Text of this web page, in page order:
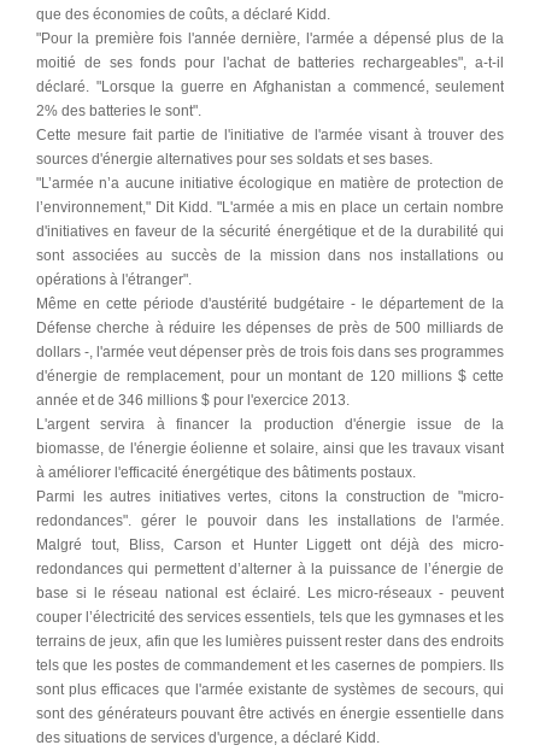
que des économies de coûts, a déclaré Kidd.
"Pour la première fois l'année dernière, l'armée a dépensé plus de la
moitié de ses fonds pour l'achat de batteries rechargeables", a-t-il
déclaré. "Lorsque la guerre en Afghanistan a commencé, seulement
2% des batteries le sont".
Cette mesure fait partie de l'initiative de l'armée visant à trouver des
sources d'énergie alternatives pour ses soldats et ses bases.
"L’armée n’a aucune initiative écologique en matière de protection de
l’environnement," Dit Kidd. "L'armée a mis en place un certain nombre
d'initiatives en faveur de la sécurité énergétique et de la durabilité qui
sont associées au succès de la mission dans nos installations ou
opérations à l'étranger".
Même en cette période d'austérité budgétaire - le département de la
Défense cherche à réduire les dépenses de près de 500 milliards de
dollars -, l'armée veut dépenser près de trois fois dans ses programmes
d'énergie de remplacement, pour un montant de 120 millions $ cette
année et de 346 millions $ pour l'exercice 2013.
L'argent servira à financer la production d'énergie issue de la
biomasse, de l'énergie éolienne et solaire, ainsi que les travaux visant
à améliorer l'efficacité énergétique des bâtiments postaux.
Parmi les autres initiatives vertes, citons la construction de "micro-
redondances". gérer le pouvoir dans les installations de l'armée.
Malgré tout, Bliss, Carson et Hunter Liggett ont déjà des micro-
redondances qui permettent d’alterner à la puissance de l’énergie de
base si le réseau national est éclairé. Les micro-réseaux - peuvent
couper l’électricité des services essentiels, tels que les gymnases et les
terrains de jeux, afin que les lumières puissent rester dans des endroits
tels que les postes de commandement et les casernes de pompiers. Ils
sont plus efficaces que l'armée existante de systèmes de secours, qui
sont des générateurs pouvant être activés en énergie essentielle dans
des situations de services d'urgence, a déclaré Kidd.